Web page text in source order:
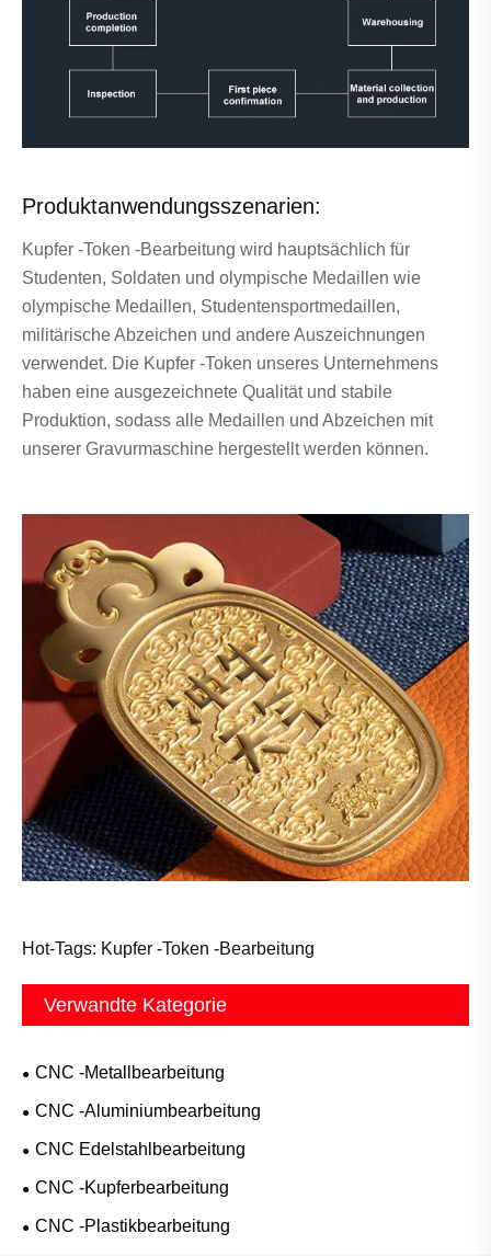
Produktanwendungsszenarien:
Kupfer -Token -Bearbeitung wird hauptsächlich für
Studenten, Soldaten und olympische Medaillen wie
olympische Medaillen, Studentensportmedaillen,
militärische Abzeichen und andere Auszeichnungen
verwendet. Die Kupfer -Token unseres Unternehmens
haben eine ausgezeichnete Qualität und stabile
Produktion, sodass alle Medaillen und Abzeichen mit
unserer Gravurmaschine hergestellt werden können.
Hot-Tags: Kupfer -Token -Bearbeitung
Verwandte Kategorie
CNC -Metallbearbeitung
CNC -Aluminiumbearbeitung
CNC Edelstahlbearbeitung
CNC -Kupferbearbeitung
CNC -Plastikbearbeitung